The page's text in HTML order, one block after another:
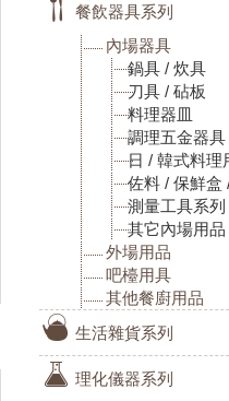
餐飲器具系列
內場器具
鍋具 / 炊具
刀具 / 砧板
料理器皿
調理五金器具
日 / 韓式料理
佐料 / 保鮮盒
測量工具系列
其它內場用品
外場用品
吧檯用具
其他餐廚用品
生活雜貨系列
理化儀器系列